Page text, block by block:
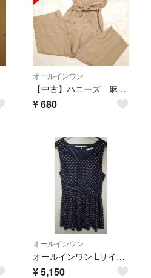
オールインワン
【中古】ハニーズ 麻素材 リボン付きオールインワン サロペット ベージュ S
¥680
オールインワン
オールインワン Lサイズ Honeys
¥5,150